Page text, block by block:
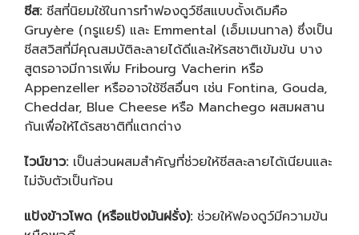
ชีส:ชีสที่นิยมใช้ในการทำฟองดูว์ชีสแบบดั้งเดิมคือ
Gruyère (กรูแยร์) และ Emmental (เอ็มเมนทาล) ซึ่งเป็น
ชีสสวิสที่มีคุณสมบัติละลายได้ดีและให้รสชาติเข้มข้น บาง
สูตรอาจมีการเพิ่ม Fribourg Vacherin หรือ
Appenzeller หรืออาจใช้ชีสอื่นๆ เช่น Fontina, Gouda,
Cheddar, Blue Cheese หรือ Manchego ผสมผสาน
กันเพื่อให้ได้รสชาติที่แตกต่าง
ไวน์ขาว:เป็นส่วนผสมสำคัญที่ช่วยให้ชีสละลายได้เนียนและ
ไม่จับตัวเป็นก้อน
แป้งข้าวโพด (หรือแป้งมันฝรั่ง):ช่วยให้ฟองดูว์มีความข้น